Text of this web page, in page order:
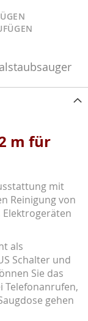
m für
mit
Reinigung von
als
Schalter und
Sie das
Telefonanrufen,
gehen